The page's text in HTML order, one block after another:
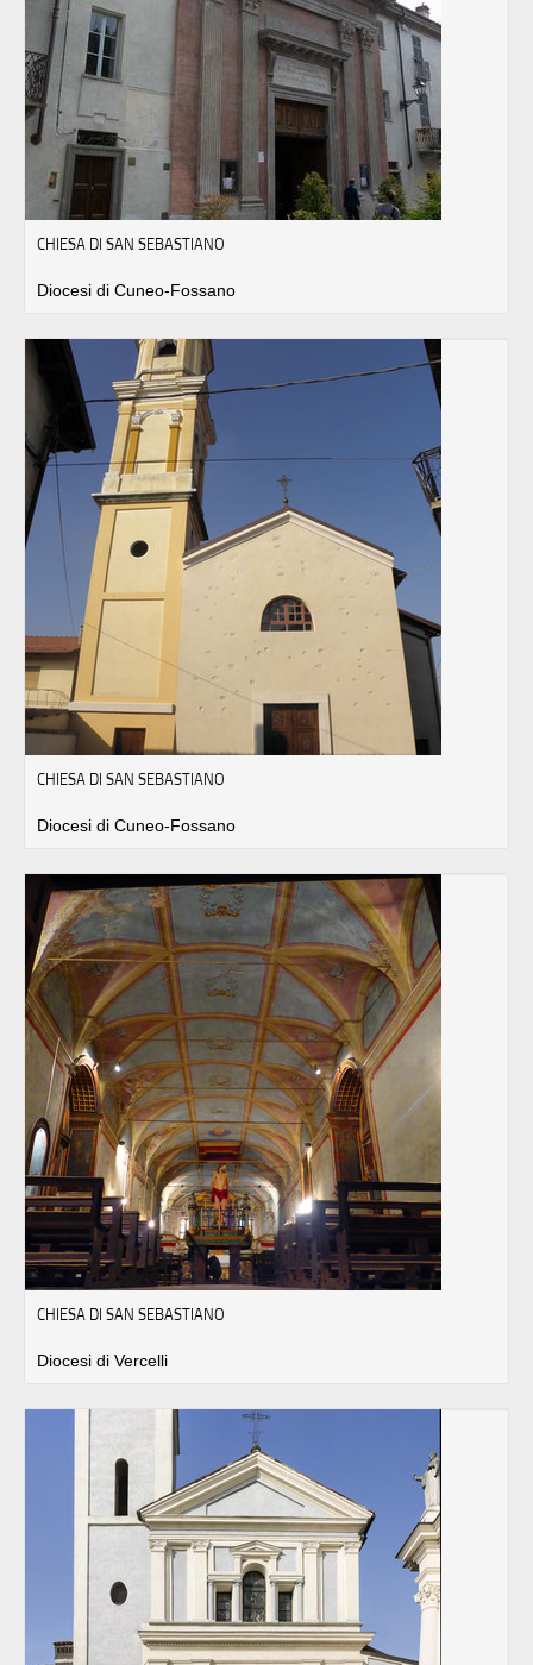
CHIESA DI SAN SEBASTIANO
Diocesi di Cuneo-Fossano
CHIESA DI SAN SEBASTIANO
Diocesi di Cuneo-Fossano
CHIESA DI SAN SEBASTIANO
Diocesi di Vercelli